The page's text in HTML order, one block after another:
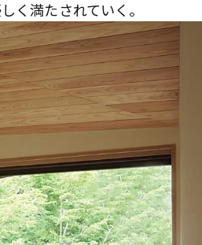
く満たされていく。